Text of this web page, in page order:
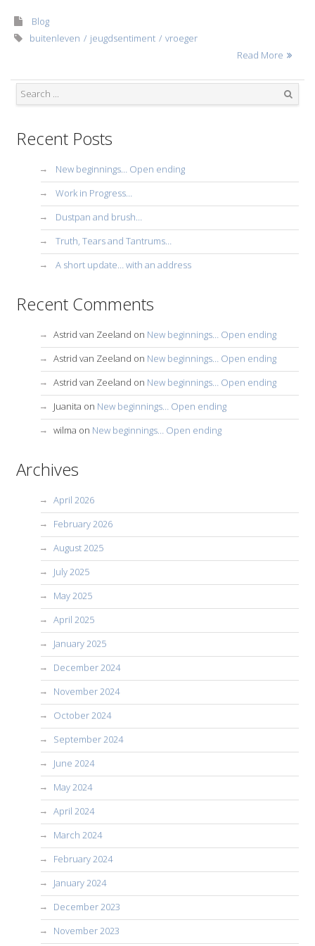
Blog
buitenleven
jeugdsentiment
vroeger
Read More
Recent Posts
New beginnings… Open ending
Work in Progress…
Dustpan and brush…
Truth, Tears and Tantrums…
A short update… with an address
Recent Comments
Astrid van Zeeland on New beginnings… Open ending
Astrid van Zeeland on New beginnings… Open ending
Astrid van Zeeland on New beginnings… Open ending
Juanita on New beginnings… Open ending
wilma on New beginnings… Open ending
Archives
April 2026
February 2026
August 2025
July 2025
May 2025
April 2025
January 2025
December 2024
November 2024
October 2024
September 2024
June 2024
May 2024
April 2024
March 2024
February 2024
January 2024
December 2023
November 2023